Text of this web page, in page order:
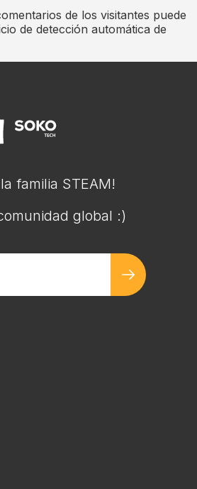
de los visitantes puede
de detección automática de
familia STEAM!
global :)